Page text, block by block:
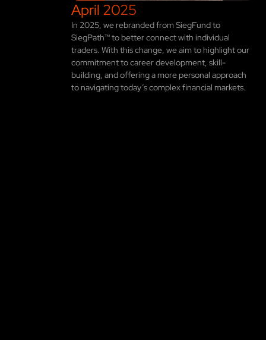
April 2025
In 2025, we rebranded from SiegFund to
SiegPath™ to better connect with individual
traders. With this change, we aim to highlight our
commitment to career development, skill-
building, and offering a more personal approach
to navigating today’s complex financial markets.